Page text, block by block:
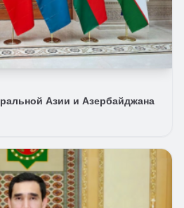
Азии и Азербайджана